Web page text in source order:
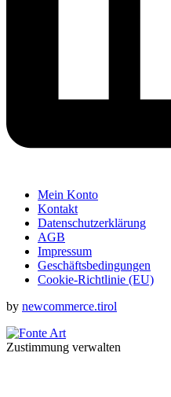
Mein Konto
Kontakt
Datenschutzerklärung
AGB
Impressum
Geschäftsbedingungen
Cookie-Richtlinie (EU)
by newcommerce.tirol
Zustimmung verwalten